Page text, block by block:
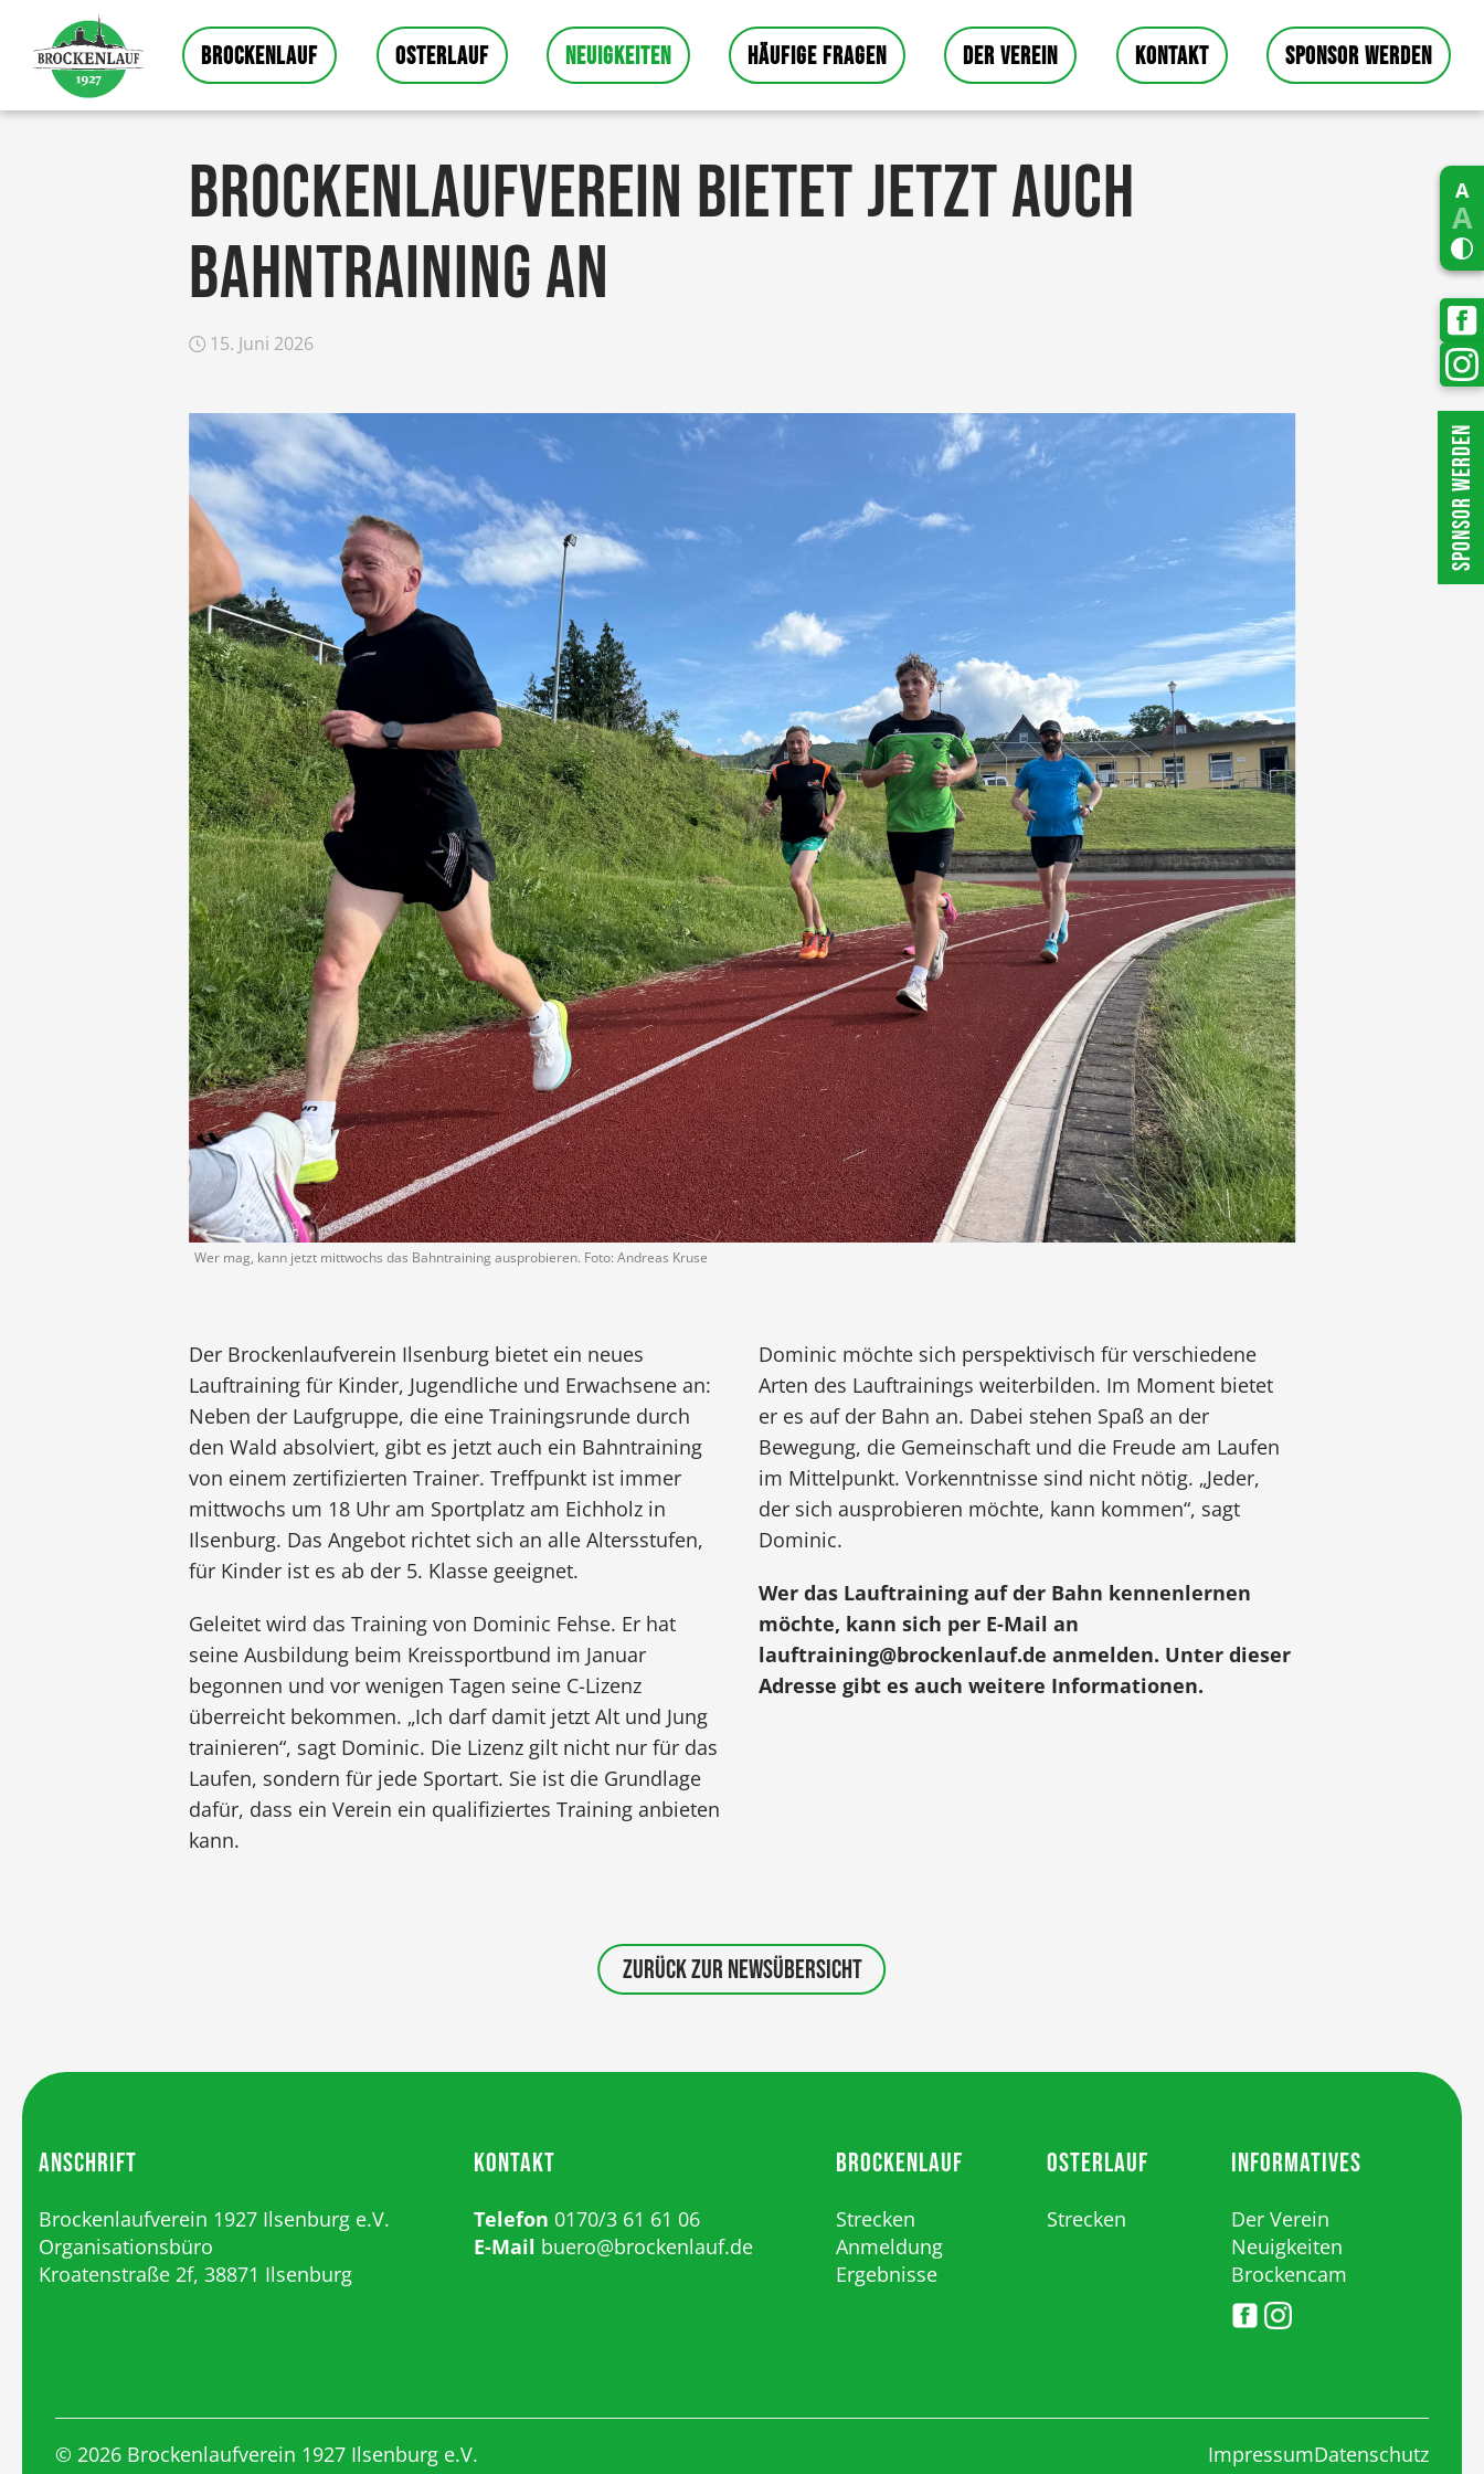
A
A
BROCKENLAUF OSTERLAUF NEUIGKEITEN HÄUFIGE FRAGEN DER VEREIN KONTAKT SPONSOR WERDEN
SPONSOR WERDEN
BROCKENLAUFVEREIN BIETET JETZT AUCH
BAHNTRAINING AN
15. Juni 2026
Wer mag, kann jetzt mittwochs das Bahntraining ausprobieren. Foto: Andreas Kruse
Der Brockenlaufverein Ilsenburg bietet ein neues
Lauftraining für Kinder, Jugendliche und Erwachsene an:
Neben der Laufgruppe, die eine Trainingsrunde durch
den Wald absolviert, gibt es jetzt auch ein Bahntraining
von einem zertifizierten Trainer. Treffpunkt ist immer
mittwochs um 18 Uhr am Sportplatz am Eichholz in
Ilsenburg. Das Angebot richtet sich an alle Altersstufen,
für Kinder ist es ab der 5. Klasse geeignet.
Geleitet wird das Training von Dominic Fehse. Er hat
seine Ausbildung beim Kreissportbund im Januar
begonnen und vor wenigen Tagen seine C-Lizenz
überreicht bekommen. „Ich darf damit jetzt Alt und Jung
trainieren“, sagt Dominic. Die Lizenz gilt nicht nur für das
Laufen, sondern für jede Sportart. Sie ist die Grundlage
dafür, dass ein Verein ein qualifiziertes Training anbieten
kann.
Dominic möchte sich perspektivisch für verschiedene
Arten des Lauftrainings weiterbilden. Im Moment bietet
er es auf der Bahn an. Dabei stehen Spaß an der
Bewegung, die Gemeinschaft und die Freude am Laufen
im Mittelpunkt. Vorkenntnisse sind nicht nötig. „Jeder,
der sich ausprobieren möchte, kann kommen“, sagt
Dominic.
Wer das Lauftraining auf der Bahn kennenlernen
möchte, kann sich per E-Mail an
lauftraining@brockenlauf.de anmelden. Unter dieser
Adresse gibt es auch weitere Informationen.
ZURÜCK ZUR NEWSÜBERSICHT
ANSCHRIFT
Brockenlaufverein 1927 Ilsenburg e.V.
Organisationsbüro
Kroatenstraße 2f, 38871 Ilsenburg
KONTAKT
Telefon 0170/3 61 61 06
E-Mail buero@brockenlauf.de
BROCKENLAUF
Strecken
Anmeldung
Ergebnisse
OSTERLAUF
Strecken
INFORMATIVES
Der Verein
Neuigkeiten
Brockencam
© 2026 Brockenlaufverein 1927 Ilsenburg e.V. ImpressumDatenschutz